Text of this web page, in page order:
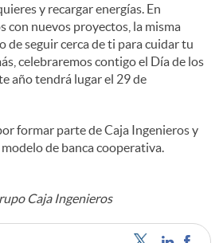
y recargar energías. En
con nuevos proyectos, la misma
de seguir cerca de ti para cuidar tu
celebraremos contigo el Día de los
año tendrá lugar el 29 de
formar parte de Caja Ingenieros y
de banca cooperativa.
Caja Ingenieros